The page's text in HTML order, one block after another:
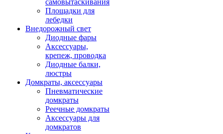
самовытаскивания
Площадки для
лебедки
Внедорожный свет
Диодные фары
Аксессуары,
крепеж, проводка
Диодные балки,
люстры
Домкраты, аксессуары
Пневматические
домкраты
Реечные домкраты
Аксессуары для
домкратов